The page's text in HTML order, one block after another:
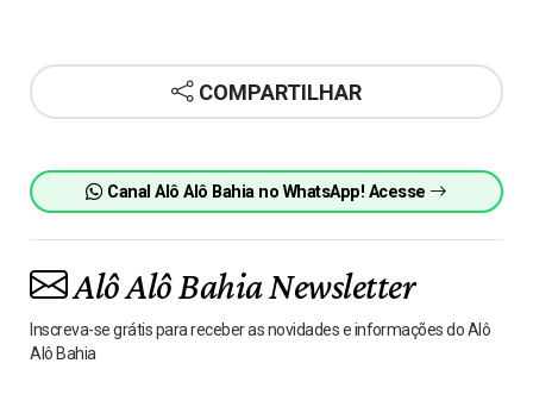
COMPARTILHAR
Canal Alô Alô Bahia no WhatsApp! Acesse
Alô Alô Bahia Newsletter
Inscreva-se grátis para receber as novidades e informações do Alô
Alô Bahia